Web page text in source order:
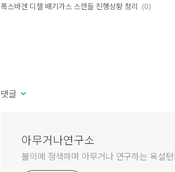
폭스바겐 디젤 배기가스 스캔들 진행상황 정리 (0)
댓글
아무거나연구소
불의에 정색하며 아무거나 연구하는 욕설